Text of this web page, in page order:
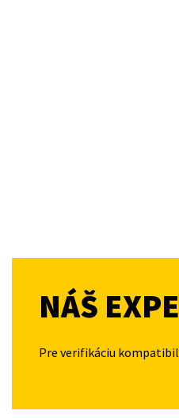
NÁŠ
Pre verifikáciu